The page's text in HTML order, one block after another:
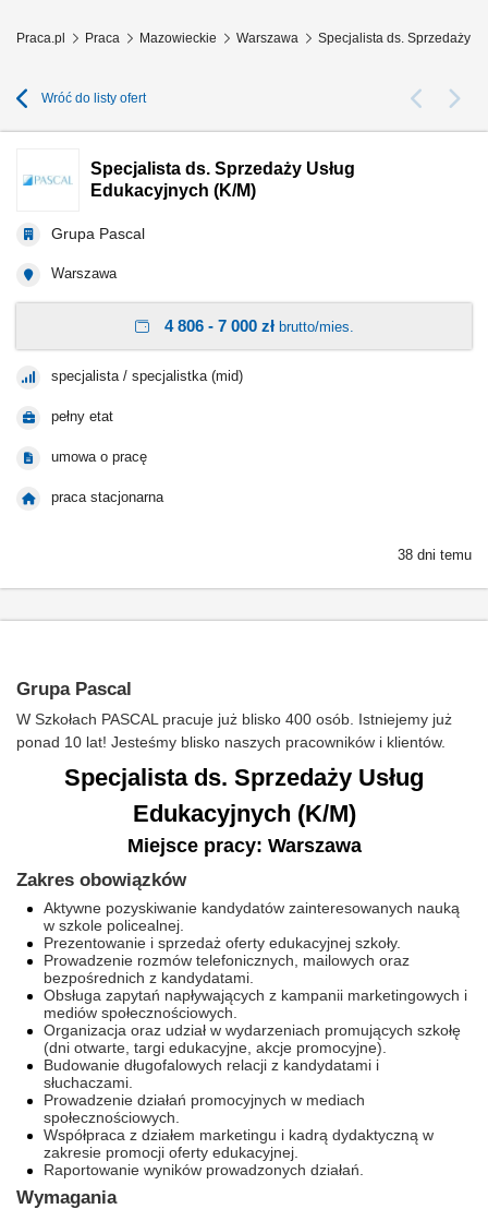
Praca.pl Praca Mazowieckie Warszawa Specjalista ds. Sprzedaży
Wróć do listy ofert
Specjalista ds. Sprzedaży Usług
Edukacyjnych (K/M)
Grupa Pascal
Warszawa
4 806 - 7 000 złbrutto/mies.
specjalista / specjalistka (mid)
pełny etat
umowa o pracę
praca stacjonarna
38 dni temu
Grupa Pascal
W Szkołach PASCAL pracuje już blisko 400 osób. Istniejemy już
ponad 10 lat! Jesteśmy blisko naszych pracowników i klientów.
Specjalista ds. Sprzedaży Usług
Edukacyjnych (K/M)
Miejsce pracy: Warszawa
Zakres obowiązków
Aktywne pozyskiwanie kandydatów zainteresowanych nauką
w szkole policealnej.
Prezentowanie i sprzedaż oferty edukacyjnej szkoły.
Prowadzenie rozmów telefonicznych, mailowych oraz
bezpośrednich z kandydatami.
Obsługa zapytań napływających z kampanii marketingowych i
mediów społecznościowych.
Organizacja oraz udział w wydarzeniach promujących szkołę
(dni otwarte, targi edukacyjne, akcje promocyjne).
Budowanie długofalowych relacji z kandydatami i
słuchaczami.
Prowadzenie działań promocyjnych w mediach
społecznościowych.
Współpraca z działem marketingu i kadrą dydaktyczną w
zakresie promocji oferty edukacyjnej.
Raportowanie wyników prowadzonych działań.
Wymagania